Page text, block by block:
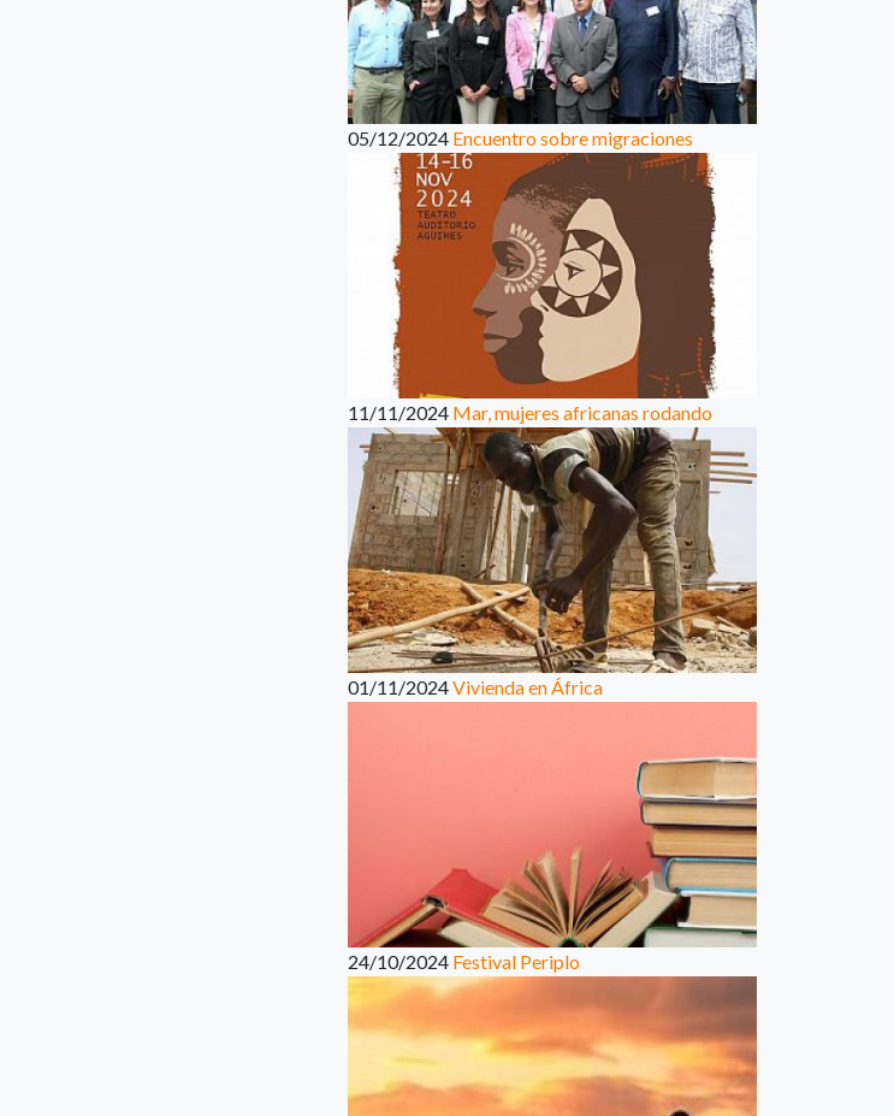
05/12/2024 Encuentro sobre migraciones
11/11/2024 Mar, mujeres africanas rodando
01/11/2024Vivienda en África
24/10/2024 Festival Periplo